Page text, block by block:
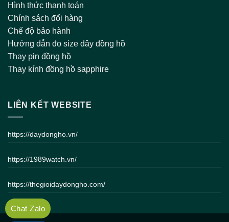
Hình thức thanh toán
Chính sách đổi hàng
Chế độ bảo hành
Hướng dẫn đo size dây đồng hồ
Thay pin đồng hồ
Thay kính đồng hồ sapphire
LIÊN KẾT WEBSITE
https://daydongho.vn/
https://1989watch.vn/
https://thegioidaydongho.com/
Chat Zalo